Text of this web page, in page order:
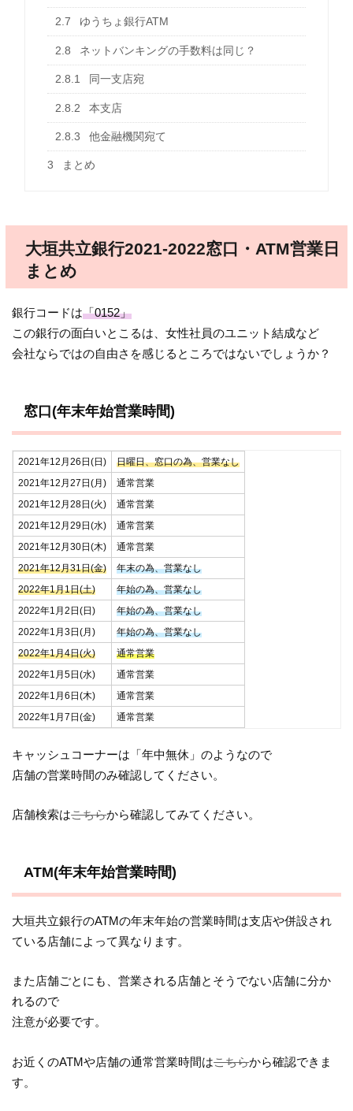
2.7 ゆうちょ銀行ATM
2.8 ネットバンキングの手数料は同じ？
2.8.1 同一支店宛
2.8.2 本支店
2.8.3 他金融機関宛て
3 まとめ
大垣共立銀行2021-2022窓口・ATM営業日
まとめ
銀行コードは「0152」
この銀行の面白いとこるは、女性社員のユニット結成など
会社ならではの自由さを感じるところではないでしょうか？
窓口(年末年始営業時間)
2021年12月26日(日)
日曜日、窓口の為、営業なし
2021年12月27日(月)
通常営業
2021年12月28日(火)
通常営業
2021年12月29日(水)
通常営業
2021年12月30日(木)
通常営業
2021年12月31日(金)
年末の為、営業なし
2022年1月1日(土)
年始の為、営業なし
2022年1月2日(日)
年始の為、営業なし
2022年1月3日(月)
年始の為、営業なし
2022年1月4日(火)
通常営業
2022年1月5日(水)
通常営業
2022年1月6日(木)
通常営業
2022年1月7日(金)
通常営業
キャッシュコーナーは「年中無休」のようなので
店舗の営業時間のみ確認してください。
店舗検索はこちらから確認してみてください。
ATM(年末年始営業時間)
大垣共立銀行のATMの年末年始の営業時間は支店や併設され
ている店舗によって異なります。
また店舗ごとにも、営業される店舗とそうでない店舗に分か
れるので
注意が必要です。
お近くのATMや店舗の通常営業時間はこちらから確認できま
す。